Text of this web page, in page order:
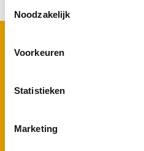
Noodzakelijk
Voorkeuren
Statistieken
Marketing
Zorg bij Atlant
Dementie
Ziekte van Huntington